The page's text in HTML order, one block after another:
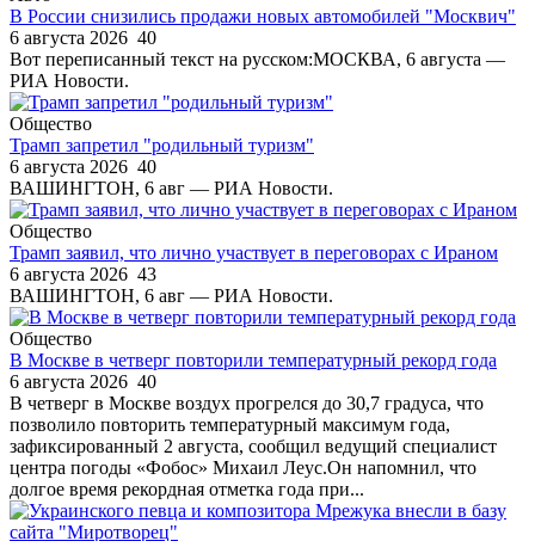
В России снизились продажи новых автомобилей "Москвич"
6 августа 2026 40
Вот переписанный текст на русском:МОСКВА, 6 августа —
РИА Новости.
Общество
Трамп запретил "родильный туризм"
6 августа 2026 40
ВАШИНГТОН, 6 авг — РИА Новости.
Общество
Трамп заявил, что лично участвует в переговорах с Ираном
6 августа 2026 43
ВАШИНГТОН, 6 авг — РИА Новости.
Общество
В Москве в четверг повторили температурный рекорд года
6 августа 2026 40
В четверг в Москве воздух прогрелся до 30,7 градуса, что
позволило повторить температурный максимум года,
зафиксированный 2 августа, сообщил ведущий специалист
центра погоды «Фобос» Михаил Леус.Он напомнил, что
долгое время рекордная отметка года при...